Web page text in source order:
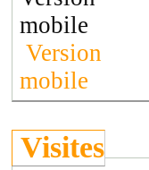
Version
mobile
Visites